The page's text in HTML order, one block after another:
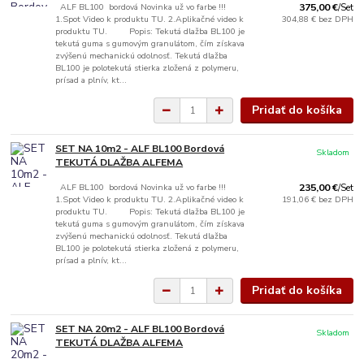
ALF BL100 bordová Novinka už vo farbe !!!
1.Spot Video k produktu TU. 2.Aplikačné video k
produktu TU. Popis: Tekutá dlažba BL100 je
tekutá guma s gumovým granulátom, čím získava
zvýšenú mechanickú odolnosť. Tekutá dlažba
BL100 je polotekutá stierka zložená z polymeru,
prísad a plnív, kt...
375,00 €/Set
304,88 € bez DPH
Pridať do košíka
SET NA 10m2 - ALF BL100 Bordová
TEKUTÁ DLAŽBA ALFEMA
ALF BL100 bordová Novinka už vo farbe !!!
1.Spot Video k produktu TU. 2.Aplikačné video k
produktu TU. Popis: Tekutá dlažba BL100 je
tekutá guma s gumovým granulátom, čím získava
zvýšenú mechanickú odolnosť. Tekutá dlažba
BL100 je polotekutá stierka zložená z polymeru,
prísad a plnív, kt...
235,00 €/Set
191,06 € bez DPH
Skladom
Pridať do košíka
SET NA 20m2 - ALF BL100 Bordová
TEKUTÁ DLAŽBA ALFEMA
Skladom